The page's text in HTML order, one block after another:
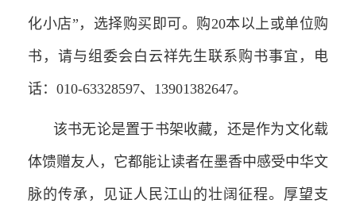
化小店”，选择购买即可。购20本以上或单位购
书，请与组委会白云祥先生联系购书事宜，电
话：010-63328597、13901382647。
该书无论是置于书架收藏，还是作为文化载
体馈赠友人，它都能让读者在墨香中感受中华文
脉的传承，见证人民江山的壮阔征程。厚望支